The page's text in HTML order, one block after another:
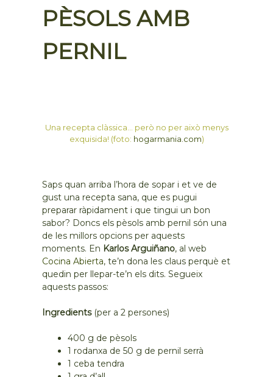
PÈSOLS AMB
PERNIL
Una recepta clàssica… però no per això menys
exquisida! (foto: hogarmania.com)
Saps quan arriba l’hora de sopar i et ve de
gust una recepta sana, que es pugui
preparar ràpidament i que tingui un bon
sabor? Doncs els pèsols amb pernil són una
de les millors opcions per aquests
moments. En Karlos Arguiñano, al web
Cocina Abierta, te’n dona les claus perquè et
quedin per llepar-te’n els dits. Segueix
aquests passos:
Ingredients (per a 2 persones)
400 g de pèsols
1 rodanxa de 50 g de pernil serrà
1 ceba tendra